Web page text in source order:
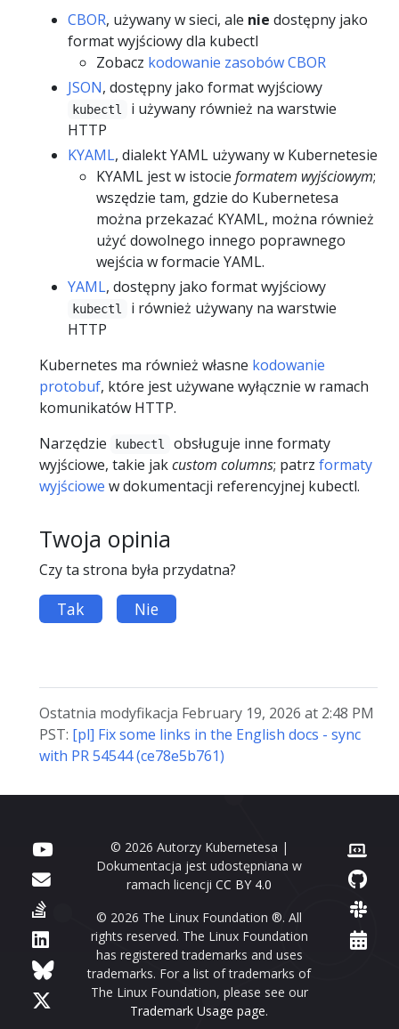
CBOR, używany w sieci, ale nie dostępny jako
format wyjściowy dla kubectl
Zobacz kodowanie zasobów CBOR
JSON, dostępny jako format wyjściowy
kubectl
i używany również na warstwie
HTTP
KYAML, dialekt YAML używany w Kubernetesie
KYAML jest w istocie formatem wyjściowym;
wszędzie tam, gdzie do Kubernetesa
można przekazać KYAML, można również
użyć dowolnego innego poprawnego
wejścia w formacie YAML.
YAML, dostępny jako format wyjściowy
kubectl
i również używany na warstwie
HTTP
Kubernetes ma również własne kodowanie
protobuf, które jest używane wyłącznie w ramach
komunikatów HTTP.
Narzędzie
kubectl
obsługuje inne formaty
wyjściowe, takie jakcustom columns; patrz formaty
wyjściowe w dokumentacji referencyjnej kubectl.
Twoja opinia
Czy ta strona była przydatna?
Tak Nie
Ostatnia modyfikacja February 19, 2026 at 2:48 PM
PST: [pl] Fix some links in the English docs - sync
with PR 54544 (ce78e5b761)
© 2026 Autorzy Kubernetesa |
Dokumentacja jest udostępniana w
ramach licencjiCC BY 4.0
© 2026 The Linux Foundation ®. All
rights reserved. The Linux Foundation
has registered trademarks and uses
trademarks. For a list of trademarks of
The Linux Foundation, please see our
Trademark Usage page.